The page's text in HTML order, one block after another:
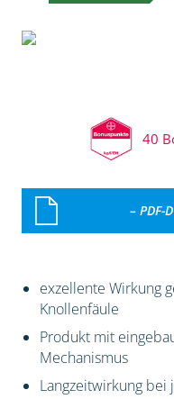
40
– PDF-
exzellente Wirkung
Knollenfäule
Produkt mit
Mechanismus
Langzeitwirkung bei